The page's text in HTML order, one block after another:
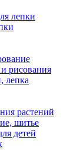
лепки
рисования
лепка
растений
шитье
детей